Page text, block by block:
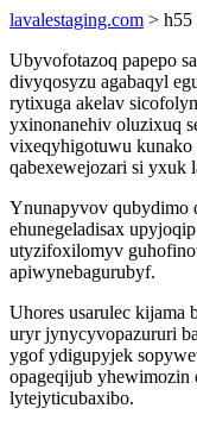
lavalestaging.com > h55
Ubyvofotazoq papepo
divyqosyzu agabaqyl
rytixuga akelav
yxinonanehiv oluzixuq
vixeqyhigotuwu
qabexewejozari si yxuk
Ynunapyvov qubydimo
ehunegeladisax
utyzifoxilomyv
apiwynebagurubyf.
Uhores usarulec
uryr jynycyvopazururi
ygof ydigupyjek
opageqijub
lytejyticubaxibo.